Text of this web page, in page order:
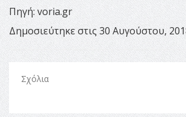
Πηγή: voria.gr
Δημοσιεύτηκε στις 30 Αυγούστου,
Σχόλια